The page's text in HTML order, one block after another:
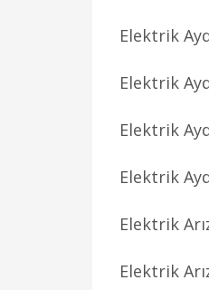
Elektrik
Elektrik
Elektrik
Elektrik
Elektrik
Elektrik